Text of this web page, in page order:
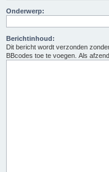
Onderwerp:
Berichtinhoud:
Dit bericht wordt verzonden
BBcodes toe te voegen. Als